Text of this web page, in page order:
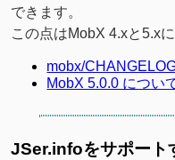
できます。
この点はMobX 4.xと5.x
mobx/
MobX 5.0.0 につい
JSer.infoをサポート